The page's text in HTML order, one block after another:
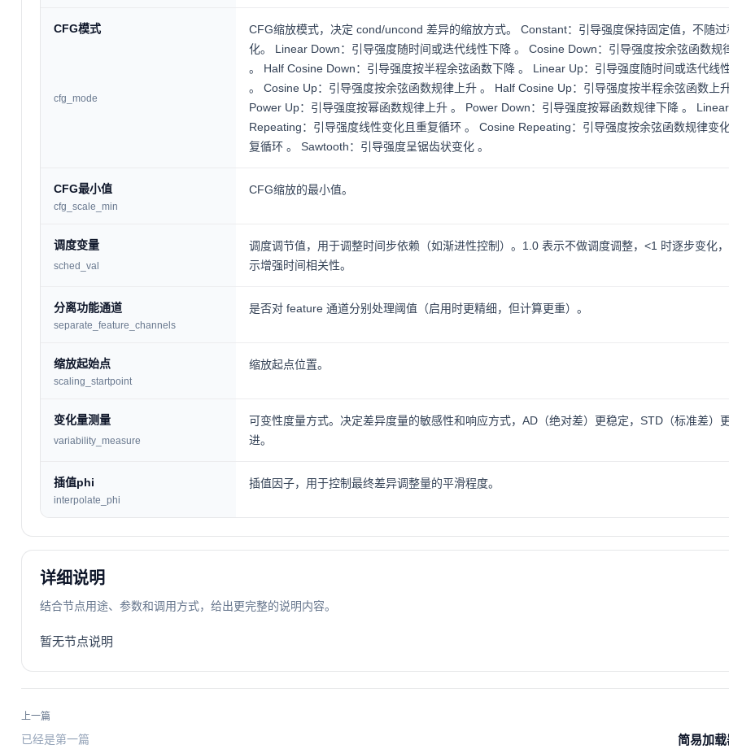
CFG模式
cfg_mode
CFG缩放模式，决定 cond/uncond 差异的缩放方式。 Constant：引导强度保持固定值，不随过
化。 Linear Down：引导强度随时间或迭代线性下降 。 Cosine Down：引导强度按余弦函数规
。 Half Cosine Down：引导强度按半程余弦函数下降 。 Linear Up：引导强度随时间或迭代线
。 Cosine Up：引导强度按余弦函数规律上升 。 Half Cosine Up：引导强度按半程余弦函数上升
Power Up：引导强度按幂函数规律上升 。 Power Down：引导强度按幂函数规律下降 。 Linear
Repeating：引导强度线性变化且重复循环 。 Cosine Repeating：引导强度按余弦函数规律变
复循环 。 Sawtooth：引导强度呈锯齿状变化 。
CFG最小值
cfg_scale_min
CFG缩放的最小值。
调度变量
sched_val
调度调节值，用于调整时间步依赖（如渐进性控制）。1.0 表示不做调度调整，<1 时逐步变化
示增强时间相关性。
分离功能通道
separate_feature_channels
是否对 feature 通道分别处理阈值（启用时更精细，但计算更重）。
缩放起始点
scaling_startpoint
缩放起点位置。
变化量测量
variability_measure
可变性度量方式。决定差异度量的敏感性和响应方式，AD（绝对差）更稳定，STD（标准差）
进。
插值phi
interpolate_phi
插值因子，用于控制最终差异调整量的平滑程度。
详细说明
结合节点用途、参数和调用方式，给出更完整的说明内容。
暂无节点说明
上一篇
已经是第一篇 简易加载